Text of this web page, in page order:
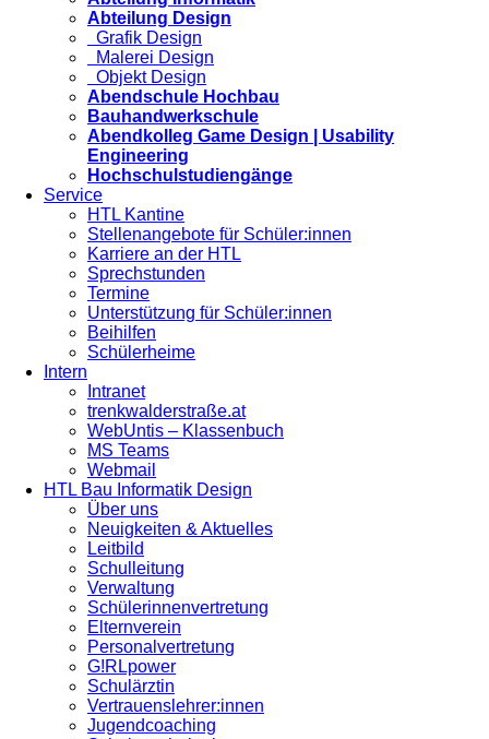
Abteilung Design
Grafik Design
Malerei Design
Objekt Design
Abendschule Hochbau
Bauhandwerkschule
Abendkolleg Game Design | Usability
Engineering
Hochschulstudiengänge
Service
HTL Kantine
Stellenangebote für Schüler:innen
Karriere an der HTL
Sprechstunden
Termine
Unterstützung für Schüler:innen
Beihilfen
Schülerheime
Intern
Intranet
trenkwalderstraße.at
WebUntis – Klassenbuch
MS Teams
Webmail
HTL Bau Informatik Design
Über uns
Neuigkeiten & Aktuelles
Leitbild
Schulleitung
Verwaltung
Schülerinnenvertretung
Elternverein
Personalvertretung
G!RLpower
Schulärztin
Vertrauenslehrer:innen
Jugendcoaching